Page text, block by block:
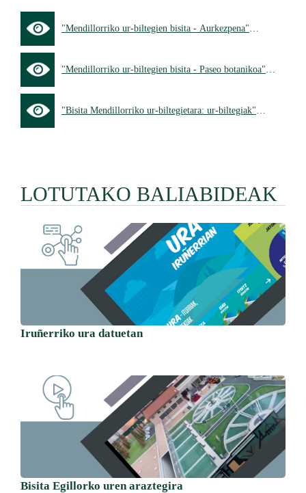
"Mendillorriko ur-biltegien bisita - Aurkezpena"
"Mendillorriko ur-biltegien bisita - Paseo botanikoa"
"Bisita Mendillorriko ur-biltegietara: ur-biltegiak"
LOTUTAKO BALIABIDEAK
Iruñerriko ura datuetan
Bisita Egillorko uren araztegira